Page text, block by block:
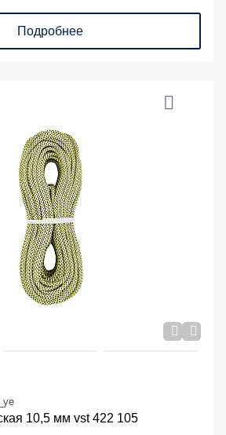
Подробнее
10,5 мм vst 422 105